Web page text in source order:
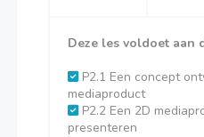
Deze les voldoet aan
P2.1 Een concept
mediaproduct
P2.2 Een 2D
presenteren